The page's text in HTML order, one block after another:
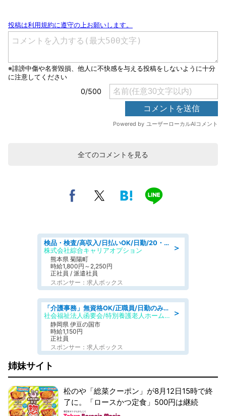
全てのコメントを見る
＞
検品・検査/高収入/日払いOK/日勤/20・30・40代活躍中/製造 工場
株式会社綜合キャリアオプション
熊本県 菊陽町
時給1,800円～2,250円
正社員 / 派遣社員
スポンサー：求人ボックス
＞
「介護事務」無資格OK/正職員/日勤のみ/特別養護老人ホーム
社会福祉法人函要会/特別養護老人ホーム 韮山・ぶなの森
静岡県 伊豆の国市
時給1,150円
正社員
スポンサー：求人ボックス
姉妹サイト
松のや「総菜クーポン」が8月12日15時で終
了に。「ロースかつ定食」500円は継続